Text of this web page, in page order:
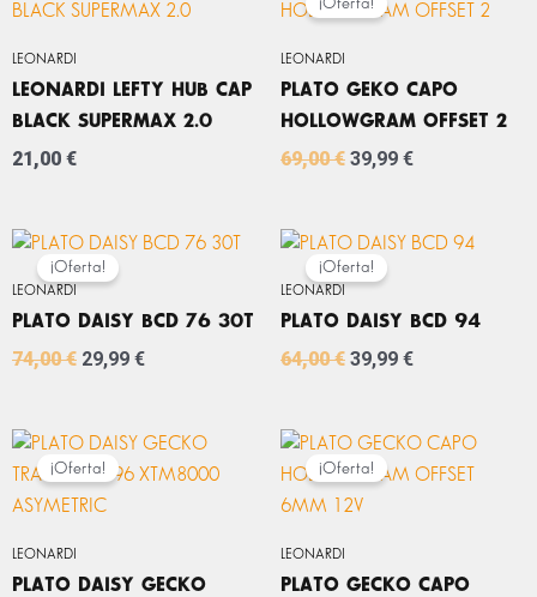
LEONARDI
LEONARDI LEFTY HUB CAP
BLACK SUPERMAX 2.0
21,00 €
LEONARDI
¡Oferta!
PLATO GEKO CAPO
HOLLOWGRAM OFFSET 2
69,00€
ORIGINAL
39,99 €
ACTUAL
LEONARDI
¡Oferta!
PLATO DAISY BCD 76 30T
74,00€
EL
PRECIO
ORIGINAL
ERA:
74,00 €.
29,99 €
EL
ES:
29,99 €.
LEONARDI
¡Oferta!
PLATO DAISY BCD 94
64,00€
EL
PRECIO
ORIGINAL
ERA:
64,00 €.
39,99 €
EL
ES:
39,99 €.
LEONARDI
¡Oferta!
PLATO DAISY GECKO
EL
PRECIO
ORIGINAL
ERA:
EL
PRECIO
ACTUAL
LEONARDI
¡Oferta!
PLATO GECKO CAPO
EL
PRECIO
ORIGINAL
ERA:
EL
PRECIO
ACTUAL